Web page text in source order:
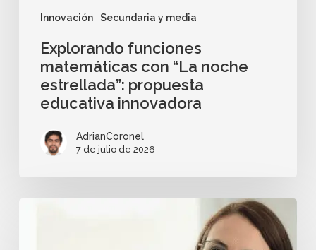
Innovación Secundaria y media
Explorando funciones
matemáticas con “La noche
estrellada”: propuesta
educativa innovadora
AdrianCoronel
7 de julio de 2026